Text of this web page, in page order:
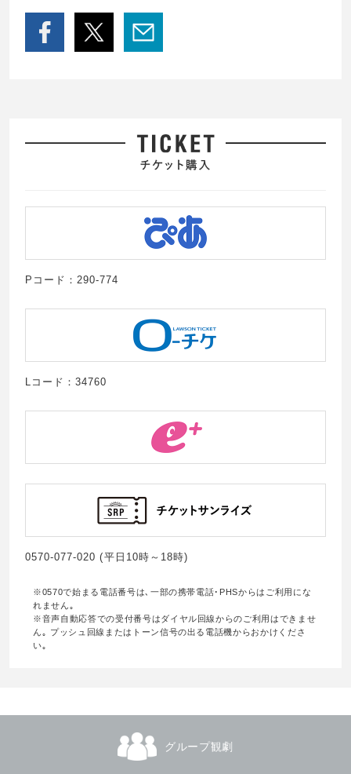
Pコード：290-774
Lコード：34760
0570-077-020 (平日10時～18時)
※0570で始まる電話番号は､一部の携帯電話･PHSからはご利用にな
れません｡
※音声自動応答での受付番号はダイヤル回線からのご利用はできませ
ん｡ プッシュ回線またはトーン信号の出る電話機からおかけくださ
い｡
グループ観劇